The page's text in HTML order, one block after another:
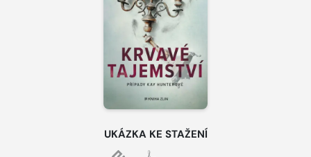
UKÁZKA KE STAŽENÍ